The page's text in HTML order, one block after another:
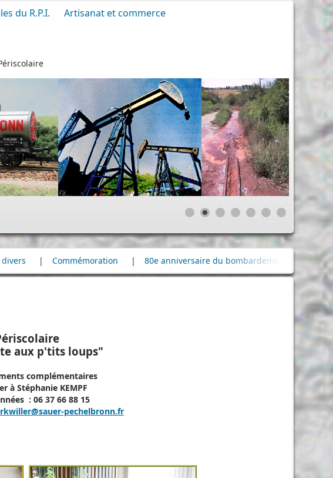
du R.P.I.
Artisanat et commerce
| 80e anniversaire du bombardement de la raffinerie de pétrole
aux p'tits loups"
complémentaires
à Stéphanie KEMPF
: 06 37 66 88 15
pechelbronn.fr